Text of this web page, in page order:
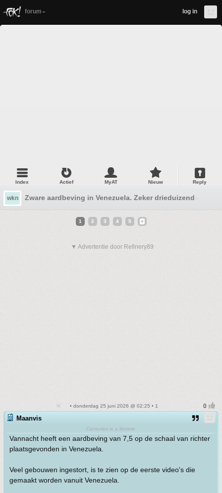
forum log in
Index Actief MyAT Nieuw Reply
wkn Zware aardbeving in Venezuela. Zeker drieduizend doden
1 2 3 4 5
▼ Advertentie door Refinery89
• donderdag 25 juni 2026 @ 02:25 • 1
Maanvis
Centuries in a lifetime
Vannacht heeft een aardbeving van 7,5 op de schaal van richter
plaatsgevonden in Venezuela.
Veel gebouwen ingestort, is te zien op de eerste video's die
gemaakt worden vanuit Venezuela.